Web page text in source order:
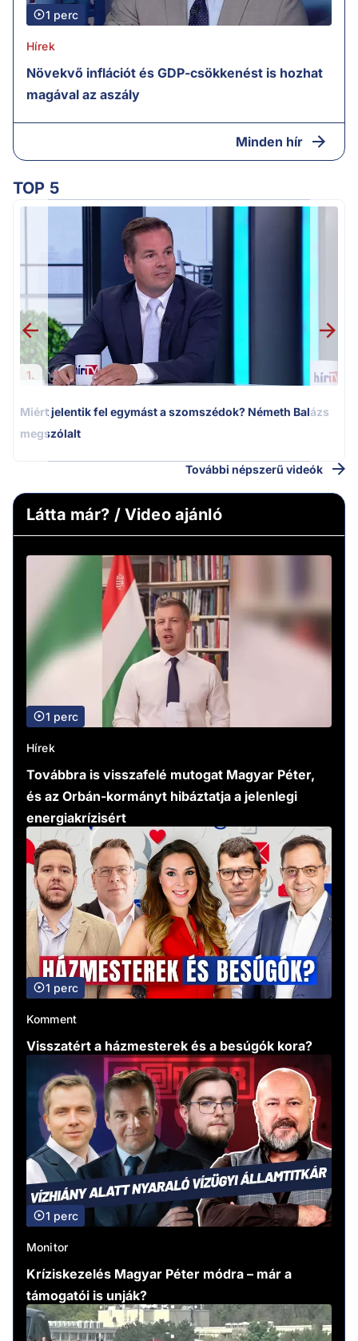
1 perc
Hírek
Növekvő inflációt és GDP-csökkenést is hozhat
magával az aszály
Minden hír
TOP 5
1.
Miért jelentik fel egymást a szomszédok? Németh Balázs
megszólalt
További népszerű videók
Látta már? / Video ajánló
1 perc
Hírek
Továbbra is visszafelé mutogat Magyar Péter,
és az Orbán-kormányt hibáztatja a jelenlegi
energiakrízisért
1 perc
Komment
Visszatért a házmesterek és a besúgók kora?
1 perc
Monitor
Kríziskezelés Magyar Péter módra – már a
támogatói is unják?